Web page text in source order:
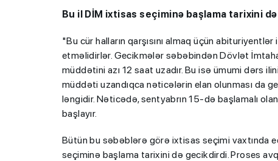
Bu il DİM ixtisas seçiminə başlama tarixini
"Bu cür halların qarşısını almaq üçün
etməlidirlər. Gecikmələr səbəbindən Dövlət
müddətini azı 12 saat uzadır. Bu isə ümumi dərs
müddəti uzandıqca nəticələrin elan olunması da
ləngidir. Nəticədə, sentyabrın 15-də başlamalı
başlayır.
Bütün bu səbəblərə görə ixtisas seçimi vaxtında
seçiminə başlama tarixini də gecikdirdi. Proses